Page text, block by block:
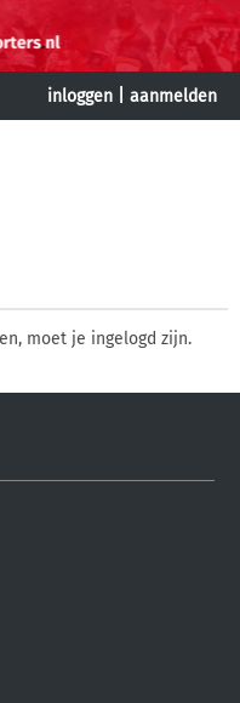
inloggen aanmelden
moet je ingelogd zijn.